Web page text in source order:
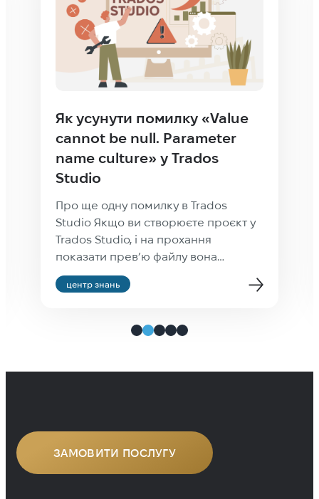
Як усунути помилку «Value
cannot be null. Parameter
name culture» у Trados
Studio
Про ще одну помилку в Trados
Studio Якщо ви створюєте проєкт у
Trados Studio, і на прохання
показати прев’ю файлу вона
закидає, що у вас недостатньо
культурна культура, Value cannot be
звертайте уваги: проєкт створиться
центр знань
ЗАМОВИТИ ПОСЛУГУ